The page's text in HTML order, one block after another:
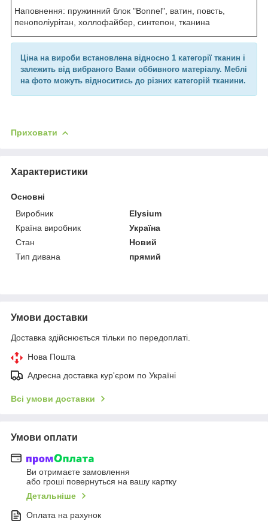
Наповнення: пружинний блок "Bonnel", ватин, повсть,
пенополіурітан, холлофайбер, синтепон, тканина
Ціна на вироби встановлена відносно 1 категорії тканин і
залежить від вибраного Вами оббивного матеріалу. Меблі
на фото можуть відноситись до різних категорій тканини.
Приховати
Характеристики
Основні
Виробник
Elysium
Країна виробник
Україна
Стан
Новий
Тип дивана
прямий
Умови доставки
Доставка здійснюється тільки по передоплаті.
Нова Пошта
Адресна доставка кур'єром по Україні
Всі умови доставки
Умови оплати
Ви отримаєте замовлення
або гроші повернуться на вашу картку
Детальніше
Оплата на рахунок